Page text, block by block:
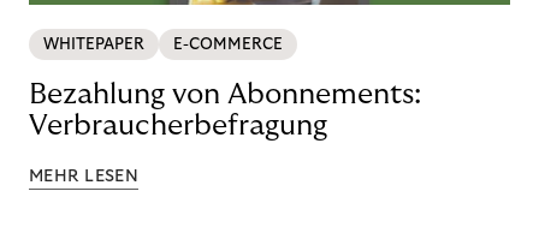
WHITEPAPER E-COMMERCE
Bezahlung von Abonnements:
Verbraucherbefragung
MEHR LESEN